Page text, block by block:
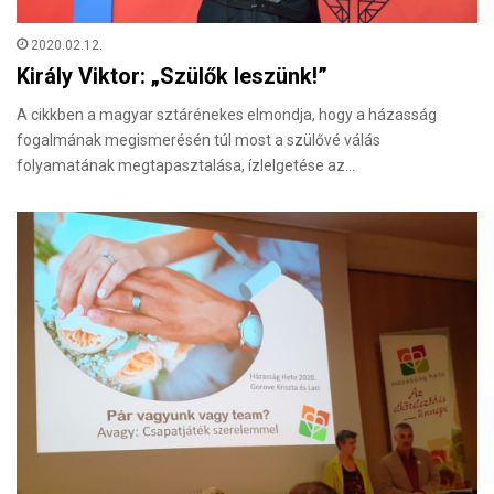
2020.02.12.
Király Viktor: „Szülők leszünk!”
A cikkben a magyar sztárénekes elmondja, hogy a házasság
fogalmának megismerésén túl most a szülővé válás
folyamatának megtapasztalása, ízlelgetése az…